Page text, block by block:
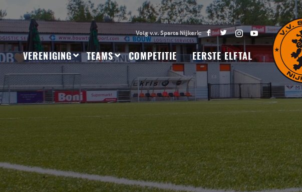
VERENIGING TEAMS COMPETITIE EERSTE ELFTAL